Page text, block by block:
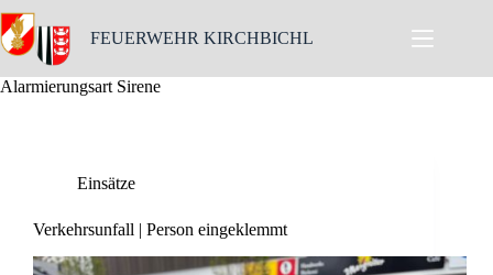
Skip
to
content
FEUERWEHR KIRCHBICHL
Alarmierungsart Sirene
Einsätze
Verkehrsunfall | Person eingeklemmt